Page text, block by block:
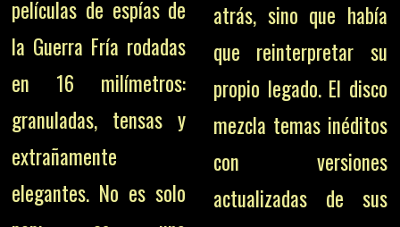
películas de espías de
la Guerra Fría rodadas
en 16 milímetros:
granuladas, tensas y
extrañamente
elegantes. No es solo
atrás, sino que había
que reinterpretar su
propio legado. El disco
mezcla temas inéditos
con versiones
actualizadas de sus